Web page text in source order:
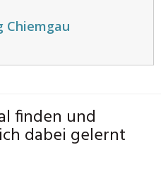
Chiemgau
finden und
dabei gelernt